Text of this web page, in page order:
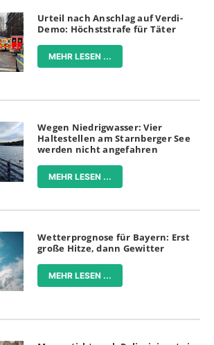
Urteil nach Anschlag auf Verdi-
Demo: Höchststrafe für Täter
MEHR LESEN ...
Wegen Niedrigwasser: Vier
Haltestellen am Starnberger See
werden nicht angefahren
MEHR LESEN ...
Wetterprognose für Bayern: Erst
große Hitze, dann Gewitter
MEHR LESEN ...